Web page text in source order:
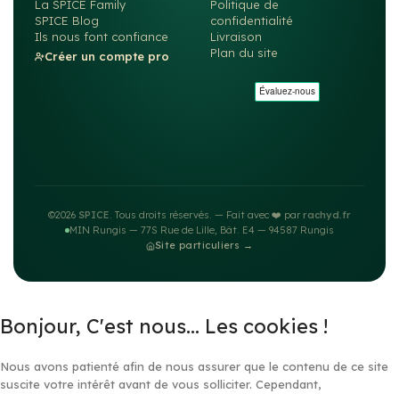
La SPICE Family
SPICE Blog
Ils nous font confiance
Créer un compte pro
Politique de
confidentialité
Livraison
Plan du site
©2026 SPICE. Tous droits réservés. — Fait avec ❤️ parrachyd.fr
MIN Rungis — 77S Rue de Lille, Bât. E4 — 94587 Rungis
Site particuliers →
Bonjour, C'est nous... Les cookies !
Nous avons patienté afin de nous assurer que le contenu de ce site
suscite votre intérêt avant de vous solliciter. Cependant,